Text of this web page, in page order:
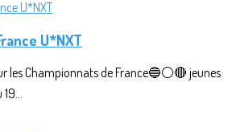
U*NXT
les Championnats de France🔵⚪🔴 jeunes